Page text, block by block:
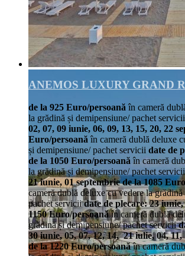
ANEMOS LUXURY GRAND
de la 925 Euro/persoană în cameră
la grădină și demipensiune/ pachet servicii
02, 07, 09 iunie, 06, 09, 13, 15, 20, 22
Euro/persoană în cameră dublă deluxe
și demipensiune/ pachet servicii date de
de la 1050 Euro/persoană în cameră
la grădină și demipensiune/ pachet
21 iunie, 01 septembrie de la 1085
cameră dublă deluxe cu vedere la
pachet serviciidate de plecare: 23
1150 Euro/persoanăîn cameră dublă
grădină și demipensiune/ pachet servicii
30 iunie, 05, 07, 12, 14, 21 iulie, 04, 11,
de la 1220 Euro/persoanăîn cameră